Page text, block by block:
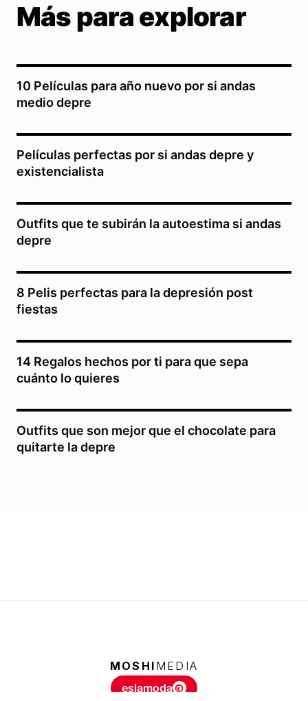
Más para explorar
10 Películas para año nuevo por si andas
medio depre
Películas perfectas por si andas depre y
existencialista
Outfits que te subirán la autoestima si andas
depre
8 Pelis perfectas para la depresión post
fiestas
14 Regalos hechos por ti para que sepa
cuánto lo quieres
Outfits que son mejor que el chocolate para
quitarte la depre
MOSHI MEDIA
eslamoda